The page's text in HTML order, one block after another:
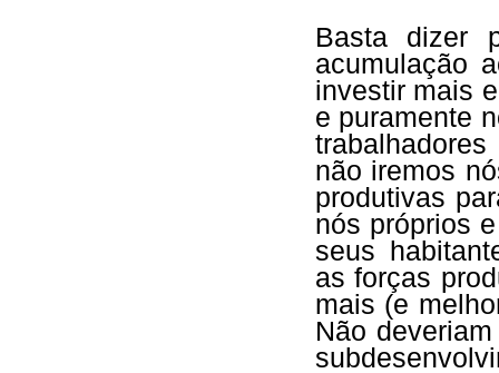
Basta dizer
acumulação
investir mais
e puramente
não iremos
produtivas
nós próprios
seus
as forças
mais (e
Não